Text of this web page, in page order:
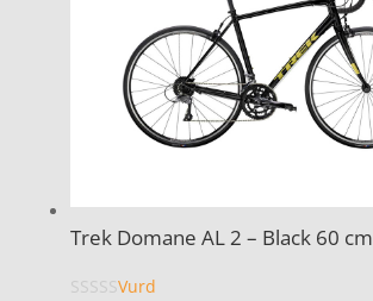
Trek Domane AL 2 – Black 60 cm
Vurd